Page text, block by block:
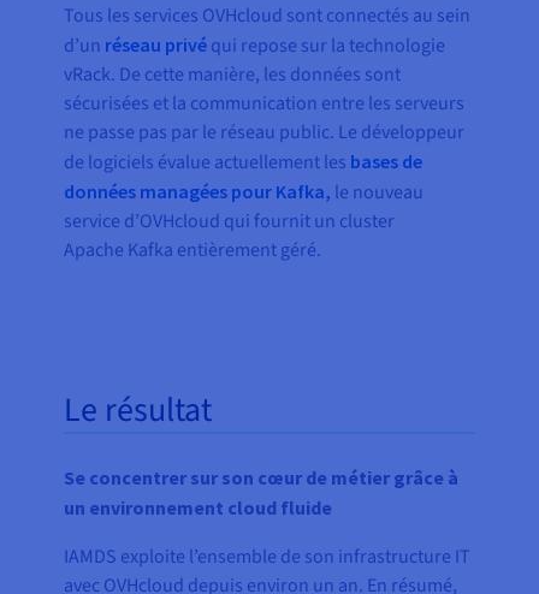
Tous les services OVHcloud sont connectés au sein
d’un réseau privé qui repose sur la technologie
vRack. De cette manière, les données sont
sécurisées et la communication entre les serveurs
ne passe pas par le réseau public. Le développeur
de logiciels évalue actuellement les bases de
données managées pour Kafka, le nouveau
service d’OVHcloud qui fournit un cluster
Apache Kafka entièrement géré.
Le résultat
Se concentrer sur son cœur de métier grâce à
un environnement cloud fluide
IAMDS exploite l’ensemble de son infrastructure IT
avec OVHcloud depuis environ un an. En résumé,